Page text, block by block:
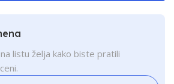
listu želja kako biste pratili